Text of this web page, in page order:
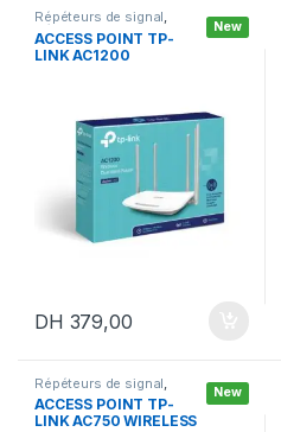
New
Répéteurs de signal
Réseau & Internet
Routeurs
ACCESS POINT TP-
LINK AC1200
DH 379,00
New
Répéteurs de signal
Routeurs
ACCESS POINT TP-
LINK AC750 WIRELESS